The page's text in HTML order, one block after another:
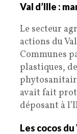
Val d’Ille :
Le secteur
actions du
Communes
plastiques,
avait fait
déposant à
Les cocos du